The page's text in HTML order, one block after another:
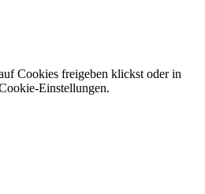
Cookies freigeben klickst oder in
Einstellungen.